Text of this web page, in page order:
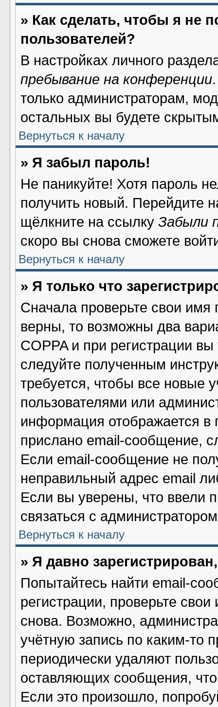
» Как сделать, чтобы я не
пользователей?
В настройках личного
пребывание на конференции
только администраторам,
остальных вы будете
Вернуться к началу
» Я забыл пароль!
Не паникуйте! Хотя пароль
получить новый. Перейдите
щёлкните на ссылку Забыли
скоро вы снова сможете
Вернуться к началу
» Я только что
Сначала проверьте свои имя
верны, то возможны два
COPPA и при регистрации
следуйте полученным
требуется, чтобы все новые
пользователями или
информация отображается в
прислано email-сообщение,
Если email-сообщение не
неправильный адрес email
Если вы уверены, что ввели
связаться с
Вернуться к началу
» Я давно
Попытайтесь найти email-
регистрации, проверьте
снова. Возможно,
учётную запись по каким-то
периодически удаляют
оставляющих сообщения,
Если это произошло,